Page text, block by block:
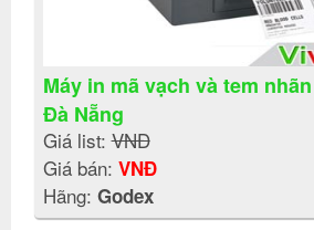
Máy in mã vạch và tem
Đà Nẵng
Giá list:VNĐ
Giá bán: VNĐ
Hãng: Godex